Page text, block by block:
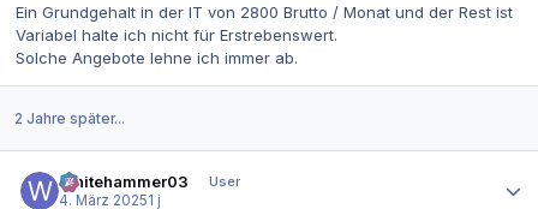
Ein Grundgehalt in der IT von 2800 Brutto / Monat und der Rest ist
Variabel halte ich nicht für Erstrebenswert.
Solche Angebote lehne ich immer ab.
2 Jahre später...
Whitehammer03
User
4. März 20251 j